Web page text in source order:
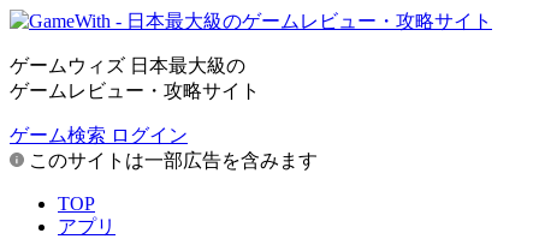
ゲームウィズ 日本最大級の
ゲームレビュー・攻略サイト
ゲーム検索 ログイン
このサイトは一部広告を含みます
TOP
アプリ